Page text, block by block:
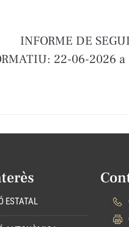
INFORME DE
22-06-2026
ESTATAL